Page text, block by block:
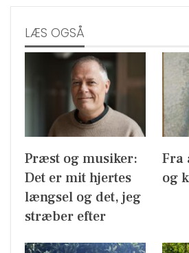
LÆS OGSÅ
Præst og musiker:
Det er mit hjertes
længsel og det, jeg
stræber efter
Fra
og